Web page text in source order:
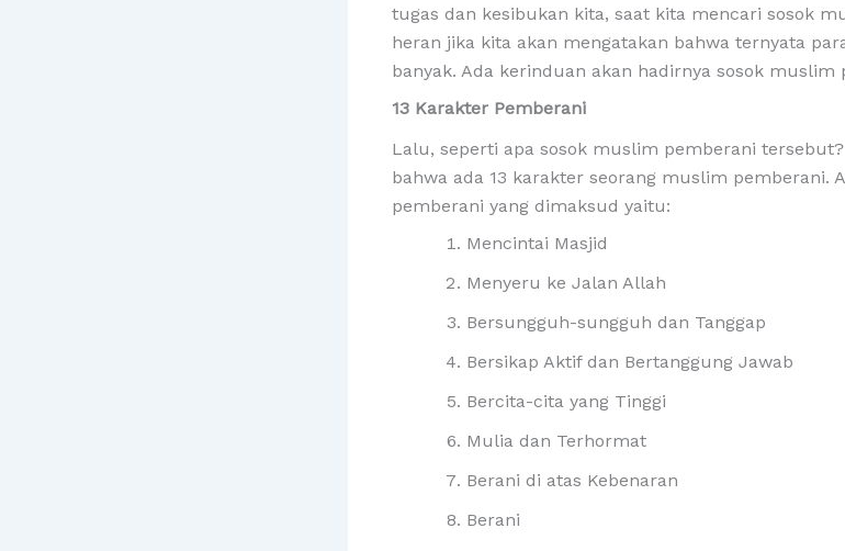
tugas dan kesibukan kita, saat kita mencari sosok
heran jika kita akan mengatakan bahwa ternyata
banyak. Ada kerinduan akan hadirnya sosok
13 Karakter Pemberani
Lalu, seperti apa sosok muslim pemberani
bahwa ada 13 karakter seorang muslim pemberani.
pemberani yang dimaksud yaitu:
Mencintai Masjid
Menyeru ke Jalan Allah
Bersungguh-sungguh dan Tanggap
Bersikap Aktif dan Bertanggung Jawab
Bercita-cita yang Tinggi
Mulia dan Terhormat
Berani di atas Kebenaran
Berani